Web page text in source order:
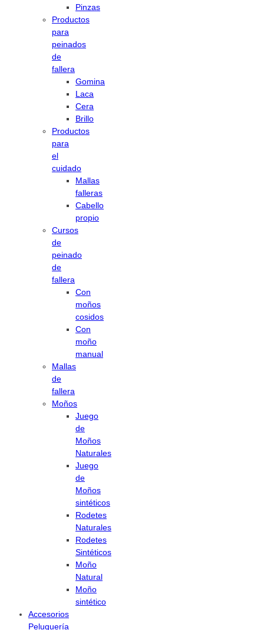
Pinzas
Productos
para
peinados
de
fallera
Gomina
Laca
Cera
Brillo
Productos
para
el
cuidado
Mallas
falleras
Cabello
propio
Cursos
de
peinado
de
fallera
Con
moños
cosidos
Con
moño
manual
Mallas
de
fallera
Moños
Juego
de
Moños
Naturales
Juego
de
Moños
sintéticos
Rodetes
Naturales
Rodetes
Sintéticos
Moño
Natural
Moño
sintético
Accesorios
Peluquería